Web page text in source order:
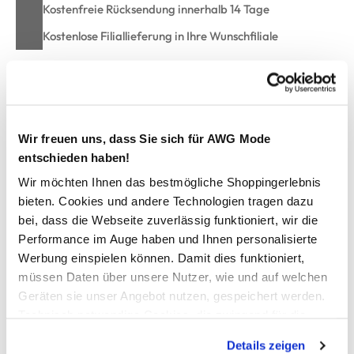
Wir freuen uns, dass Sie sich für AWG Mode
entschieden haben!
Wir möchten Ihnen das bestmögliche Shoppingerlebnis
bieten. Cookies und andere Technologien tragen dazu
bei, dass die Webseite zuverlässig funktioniert, wir die
Performance im Auge haben und Ihnen personalisierte
Werbung einspielen können. Damit dies funktioniert,
müssen Daten über unsere Nutzer, wie und auf welchen
Geräten sie unser Angebot nutzen, gespeichert werden.
Details zeigen
Kostenfreie Rücksendung innerhalb 14 Tage
Kostenlose Filiallieferung in Ihre Wunschfiliale
Herren Badeshorts mit Gesäßtasche
bequeme Badeshorts von Grinario Sports
mit elastischem Bund und Kordelzug
mit Mesh-Innenslip
mit zwei Eingriffstaschen
ein Gesäßtasche mit Klappe und Klett
aus schnelltrocknendem, leichtem Material